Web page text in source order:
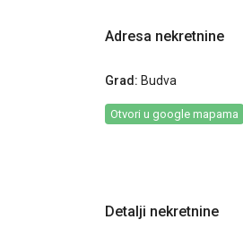
Adresa nekretnine
Grad: Budva
Otvori u google mapama
Detalji nekretnine